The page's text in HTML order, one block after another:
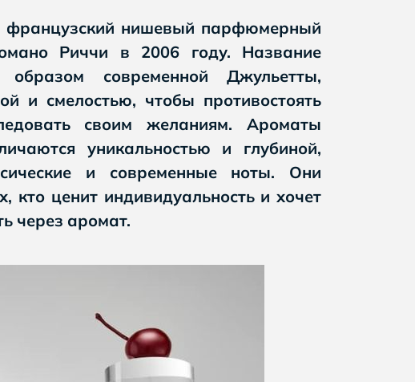
французский нишевый парфюмерный
Риччи в 2006 году. Название
образом современной Джульетты,
и смелостью, чтобы противостоять
своим желаниям. Ароматы
уникальностью и глубиной,
и современные ноты. Они
кто ценит индивидуальность и хочет
через аромат.